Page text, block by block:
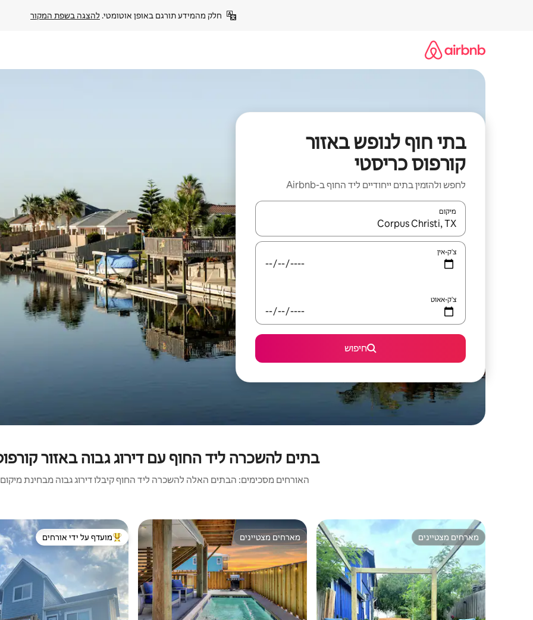
חלק מהמידע תורגם באופן אוטומטי. להצגה בשפת המקור
בתי חוף לנופש באזור
קורפוס כריסטי
לחפש ולהזמין בתים ייחודיים ליד החוף ב-Airbnb
מיקום
כאשר התוצאות יהיו זמינות, יש לנווט עם מקשי החיצים למעלה ולמטה או לעיין בעזרת תנועות מגע או החלקה.
צ'ק-אין
צ'ק-אאוט
חיפוש
בתים להשכרה ליד החוף עם דירוג גבוה באזור
האורחים מסכימים: הבתים האלה להשכרה ליד החוף קיבלו דירוג גבוה מבחינת מיקום,
מארחים מצטיינים
מארחים מצטיינים מארחים מצטיינים
מארחים מצטיינים מוביל בקרב נכסים מועדפים על ידי
מועדף על ידי אורחים